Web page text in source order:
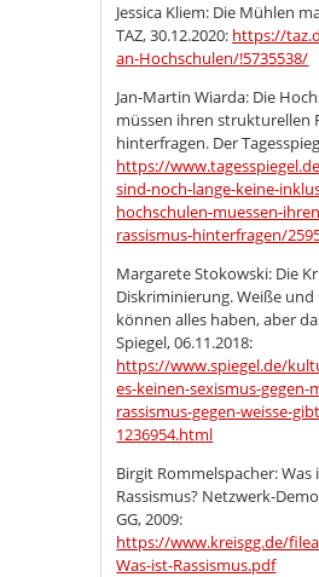
Jessica Kliem: Die Mühlen
TAZ, 30.12.2020: https://
an-Hochschulen/!5735538/
Jan-Martin Wiarda: Die
müssen ihren strukturellen
hinterfragen. Der
https://
sind-noch-lange-keine-
hochschulen-muessen-
rassismus-hinterfragen/
Margarete Stokowski: Die
Diskriminierung. Weiße
können alles haben, aber
Spiegel, 06.11.2018:
https://www.spiegel.de/
es-keinen-sexismus-gegen-
rassismus-gegen-weisse-
1236954.html
Birgit Rommelspacher: Was
Rassismus? Netzwerk-
GG, 2009:
https://www.kreisgg.de/
Was-ist-Rassismus.pdf